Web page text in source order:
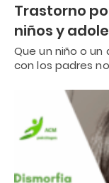
Trastorno
niños y
Que un niño o
con los padres